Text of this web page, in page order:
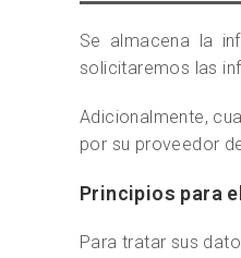
Se almacena la
solicitaremos las
Adicionalmente,
por su proveedor
Principios para
Para tratar sus